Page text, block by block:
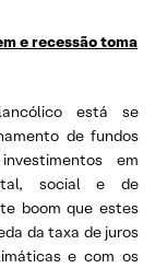
e recessão toma
está se
de fundos
em
social e de
boom que estes
da taxa de juros
e com os